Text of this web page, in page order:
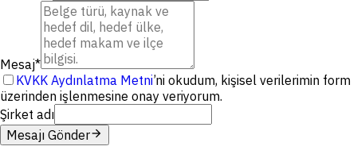
Mesaj*
KVKK Aydınlatma Metni’ni okudum, kişisel verilerimin form
üzerinden işlenmesine onay veriyorum.
Şirket adı
Mesajı Gönderarrow_forward